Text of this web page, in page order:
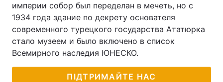
империи собор был переделан в мечеть, но с
1934 года здание по декрету основателя
современного турецкого государства Ататюрка
стало музеем и было включено в список
Всемирного наследия ЮНЕСКО.
ПІДТРИМАЙТЕ НАС